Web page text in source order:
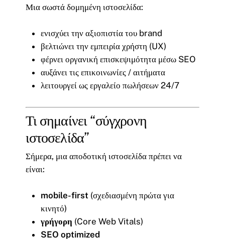
Μια σωστά δομημένη ιστοσελίδα:
ενισχύει την αξιοπιστία του brand
βελτιώνει την εμπειρία χρήστη (UX)
φέρνει οργανική επισκεψιμότητα μέσω SEO
αυξάνει τις επικοινωνίες / αιτήματα
λειτουργεί ως εργαλείο πωλήσεων 24/7
Τι σημαίνει “σύγχρονη
ιστοσελίδα”
Σήμερα, μια αποδοτική ιστοσελίδα πρέπει να
είναι:
mobile-first (σχεδιασμένη πρώτα για
κινητό)
γρήγορη (Core Web Vitals)
SEO optimized